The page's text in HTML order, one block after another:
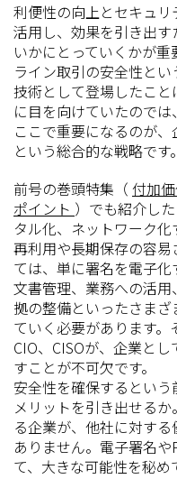
利便性の向上とセキュ
活用し、効果を引き出
いかにとっていくかが
ライン取引の安全性と
技術として登場したこ
に目を向けていたのでは
ここで重要になるのが
という総合的な戦略です。
前号の巻頭特集（ 付加
ポイント ）でも紹介し
タル化、ネットワーク化
再利用や長期保存の容
ては、単に署名を電子化
文書管理、業務への活
拠の整備といったさま
ていく必要があります
CIO、CISOが、企業と
すことが不可欠です。
安全性を確保するとい
メリットを引き出せる
る企業が、他社に対す
ありません。電子署名
て、大きな可能性を秘め